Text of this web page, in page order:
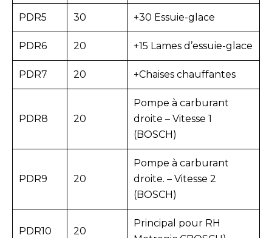
PDR5 30 +30 Essuie-glace
PDR6 20 +15 Lames d’essuie-glace
PDR7 20 +Chaises chauffantes
PDR8 20
Pompe à carburant
droite – Vitesse 1
(BOSCH)
PDR9 20
Pompe à carburant
droite. – Vitesse 2
(BOSCH)
PDR10 20
Principal pour RH